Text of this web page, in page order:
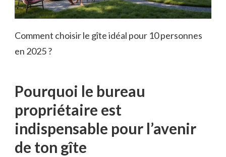
Comment choisir le gîte idéal pour 10 personnes
en 2025 ?
Pourquoi le bureau
propriétaire est
indispensable pour l’avenir
de ton gîte